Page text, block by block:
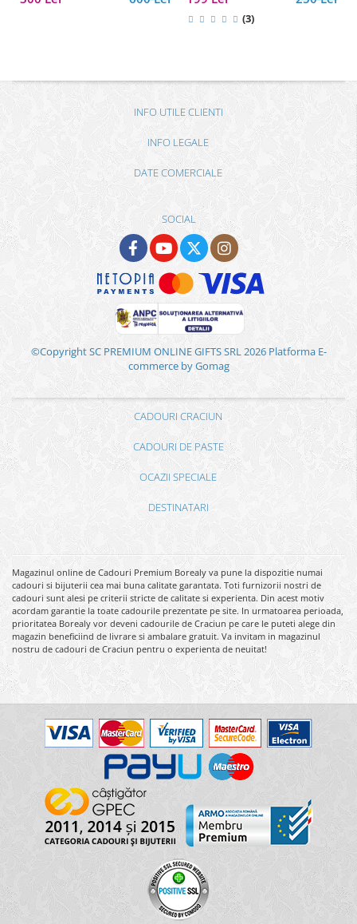
(3)
INFO UTILE CLIENTI
INFO LEGALE
DATE COMERCIALE
SOCIAL
©Copyright SC PREMIUM ONLINE GIFTS SRL 2026 Platforma E-
commerce by Gomag
CADOURI CRACIUN
CADOURI DE PASTE
OCAZII SPECIALE
DESTINATARI
Magazinul online de Cadouri Premium Borealy va pune la dispozitie numai
cadouri si bijuterii cea mai buna calitate garantata. Toti furnizorii nostri de
cadouri sunt alesi pe criterii stricte de calitate si experienta. Din acest motiv
acordam garantie la toate cadourile prezentate pe site. In urmatoarea perioada,
prioritatea Borealy vor deveni cadourile de Craciun pe care le puteti alege din
magazin beneficiind de livrare si ambalare gratuit. Va invitam in magazinul
nostru de cadouri de Craciun pentru o experienta de neuitat!